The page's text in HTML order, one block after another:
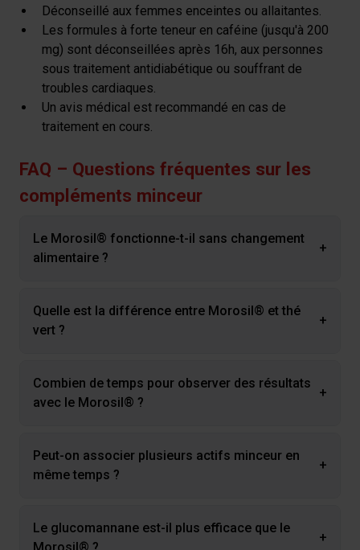
Déconseillé aux femmes enceintes ou allaitantes.
Les formules à forte teneur en caféine (jusqu'à 200
mg) sont déconseillées après 16h, aux personnes
sous traitement antidiabétique ou souffrant de
troubles cardiaques.
Un avis médical est recommandé en cas de
traitement en cours.
FAQ – Questions fréquentes sur les
compléments minceur
Le Morosil® fonctionne-t-il sans changement
alimentaire ?
+
Quelle est la différence entre Morosil® et thé
vert ?
+
Combien de temps pour observer des résultats
avec le Morosil® ?
+
Peut-on associer plusieurs actifs minceur en
même temps ?
+
Le glucomannane est-il plus efficace que le
+